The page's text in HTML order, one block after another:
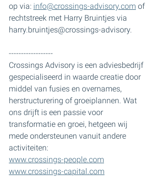
op via: info@crossings-advisory.com of
rechtstreek met Harry Bruintjes via
harry.bruintjes@crossings-advisory.
------------------
Crossings Advisory is een adviesbedrijf
gespecialiseerd in waarde creatie door
middel van fusies en overnames,
herstructurering of groeiplannen. Wat
ons drijft is een passie voor
transformatie en groei, hetgeen wij
mede ondersteunen vanuit andere
activiteiten:
www.crossings-people.com
www.crossings-capital.com